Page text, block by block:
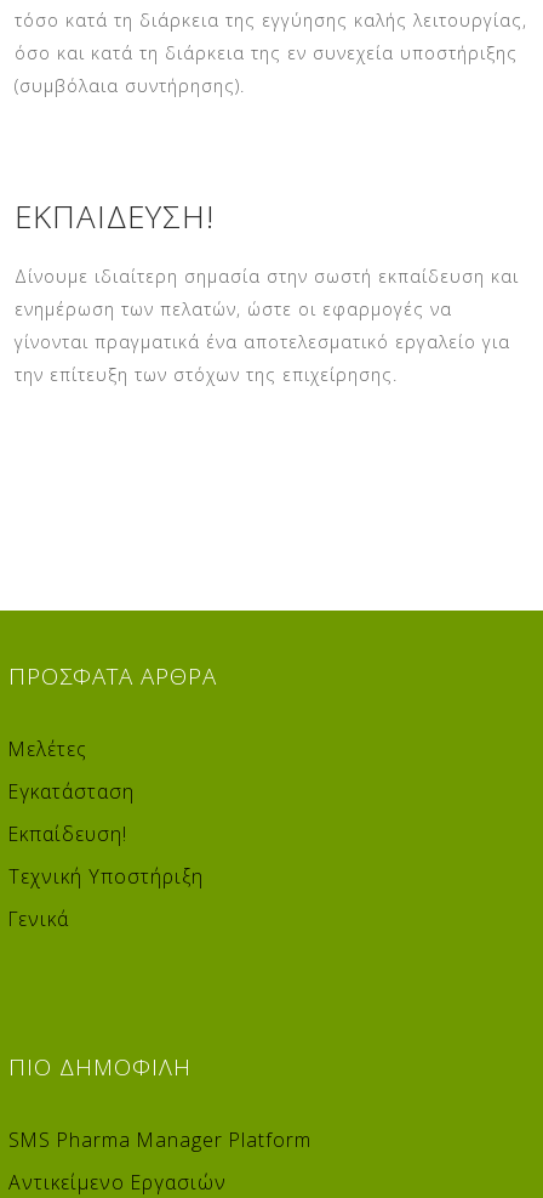
τόσο κατά τη διάρκεια της εγγύησης καλής λειτουργίας,
όσο και κατά τη διάρκεια της εν συνεχεία υποστήριξης
(συμβόλαια συντήρησης).
ΕΚΠΑΊΔΕΥΣΗ!
Δίνουμε ιδιαίτερη σημασία στην σωστή εκπαίδευση και
ενημέρωση των πελατών, ώστε οι εφαρμογές να
γίνονται πραγματικά ένα αποτελεσματικό εργαλείο για
την επίτευξη των στόχων της επιχείρησης.
ΠΡΌΣΦΑΤΑ ΆΡΘΡΑ
Μελέτες
Εγκατάσταση
Εκπαίδευση!
Τεχνική Υποστήριξη
Γενικά
ΠΙΟ ΔΗΜΟΦΙΛΉ
SMS Pharma Manager Platform
Αντικείμενο Εργασιών